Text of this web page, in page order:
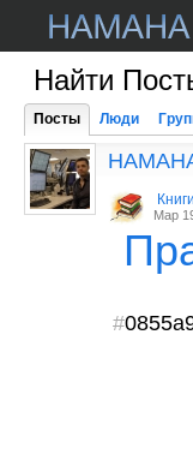
Найти
Посты Люди
Мар
#